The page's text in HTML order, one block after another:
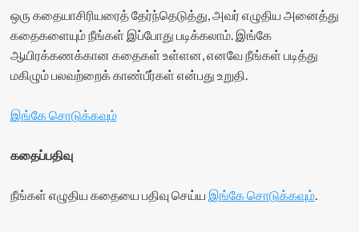
ஒரு கதையாசிரியரைத் தேர்ந்தெடுத்து, அவர் எழுதிய அனைத்து
கதைகளையும் நீங்கள் இப்போது படிக்கலாம். இங்கே
ஆயிரக்கணக்கான கதைகள் உள்ளன, எனவே நீங்கள் படித்து
மகிழும் பலவற்றைக் காண்பீர்கள் என்பது உறுதி.
இங்கே சொடுக்கவும்
கதைப்பதிவு
நீங்கள் எழுதிய கதையை பதிவு செய்ய இங்கே சொடுக்கவும்.